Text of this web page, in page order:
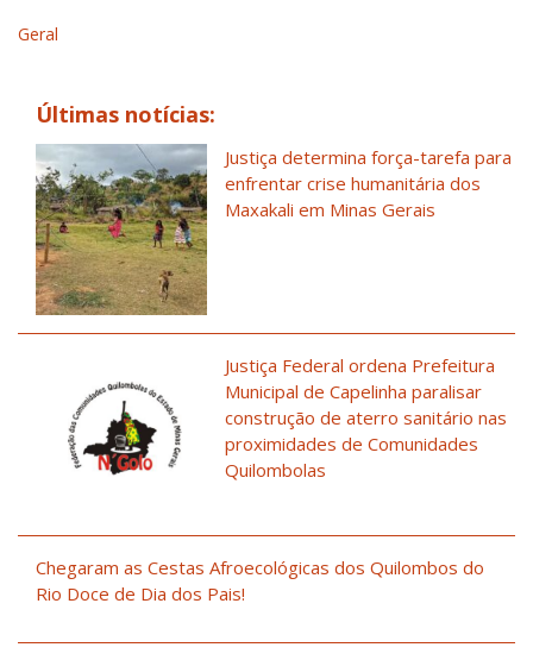
Geral
Últimas notícias:
Justiça determina força-tarefa para
enfrentar crise humanitária dos
Maxakali em Minas Gerais
Justiça Federal ordena Prefeitura
Municipal de Capelinha paralisar
construção de aterro sanitário nas
proximidades de Comunidades
Quilombolas
Chegaram as Cestas Afroecológicas dos Quilombos do
Rio Doce de Dia dos Pais!